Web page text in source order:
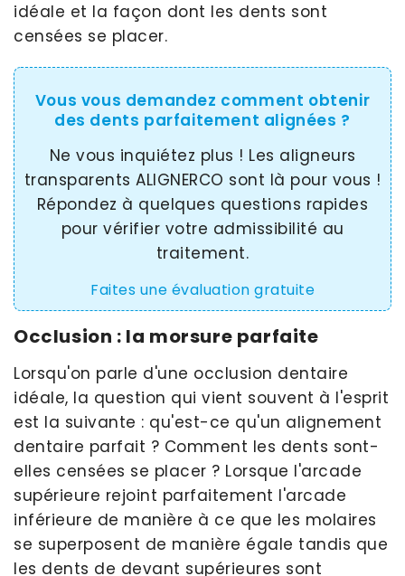
idéale et la façon dont les dents sont
censées se placer.
Vous vous demandez comment obtenir
des dents parfaitement alignées ?
Ne vous inquiétez plus ! Les aligneurs
transparents ALIGNERCO sont là pour vous !
Répondez à quelques questions rapides
pour vérifier votre admissibilité au
traitement.
Faites une évaluation gratuite
Occlusion : la morsure parfaite
Lorsqu'on parle d'une occlusion dentaire
idéale, la question qui vient souvent à l'esprit
est la suivante : qu'est-ce qu'un alignement
dentaire parfait ? Comment les dents sont-
elles censées se placer ? Lorsque l'arcade
supérieure rejoint parfaitement l'arcade
inférieure de manière à ce que les molaires
se superposent de manière égale tandis que
les dents de devant supérieures sont